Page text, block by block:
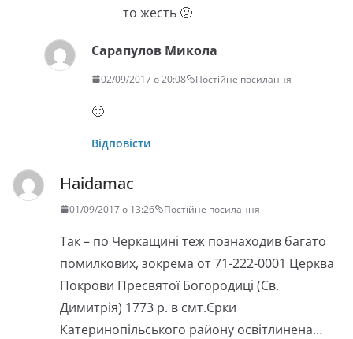
то жесть 🙁
Сарапулов Микола
02/09/2017 о 20:08 Постійне посилання
🙂
Відповісти
Haidamac
01/09/2017 о 13:26 Постійне посилання
Так – по Черкащині теж познаходив багато
помилкових, зокрема от 71-222-0001 Церква
Покрови Пресвятої Богородиці (Св.
Димитрія) 1773 р. в смт.Єрки
Катеринопільського району освітлинена…